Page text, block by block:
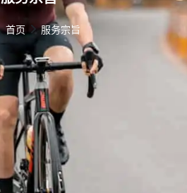
首页 服务宗旨